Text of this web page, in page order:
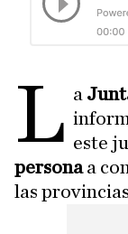
L a
este
personaa
las